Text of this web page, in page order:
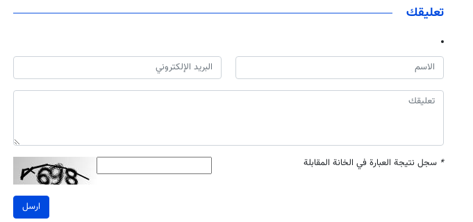
تعليقك
* سجل نتيجة العبارة في الخانة المقابلة
ارسل